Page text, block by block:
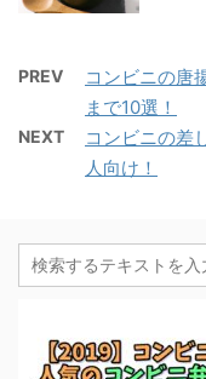
PREV
コンビニの唐
まで10選！
NEXT
コンビニの差
人向け！